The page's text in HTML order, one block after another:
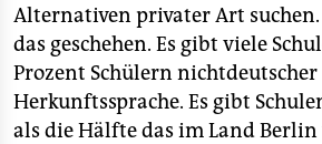
Alternativen privater Art
das geschehen. Es gibt viele
Prozent Schülern nichtdeutscher
Herkunftssprache. Es gibt
als die Hälfte das im Land